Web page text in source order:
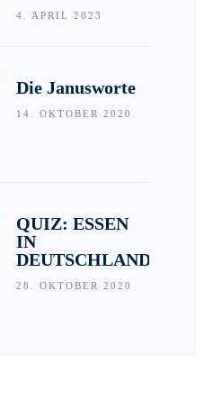
4. APRIL 2023
Die Janusworte
14. OKTOBER 2020
QUIZ: ESSEN
IN
DEUTSCHLAND
28. OKTOBER 2020